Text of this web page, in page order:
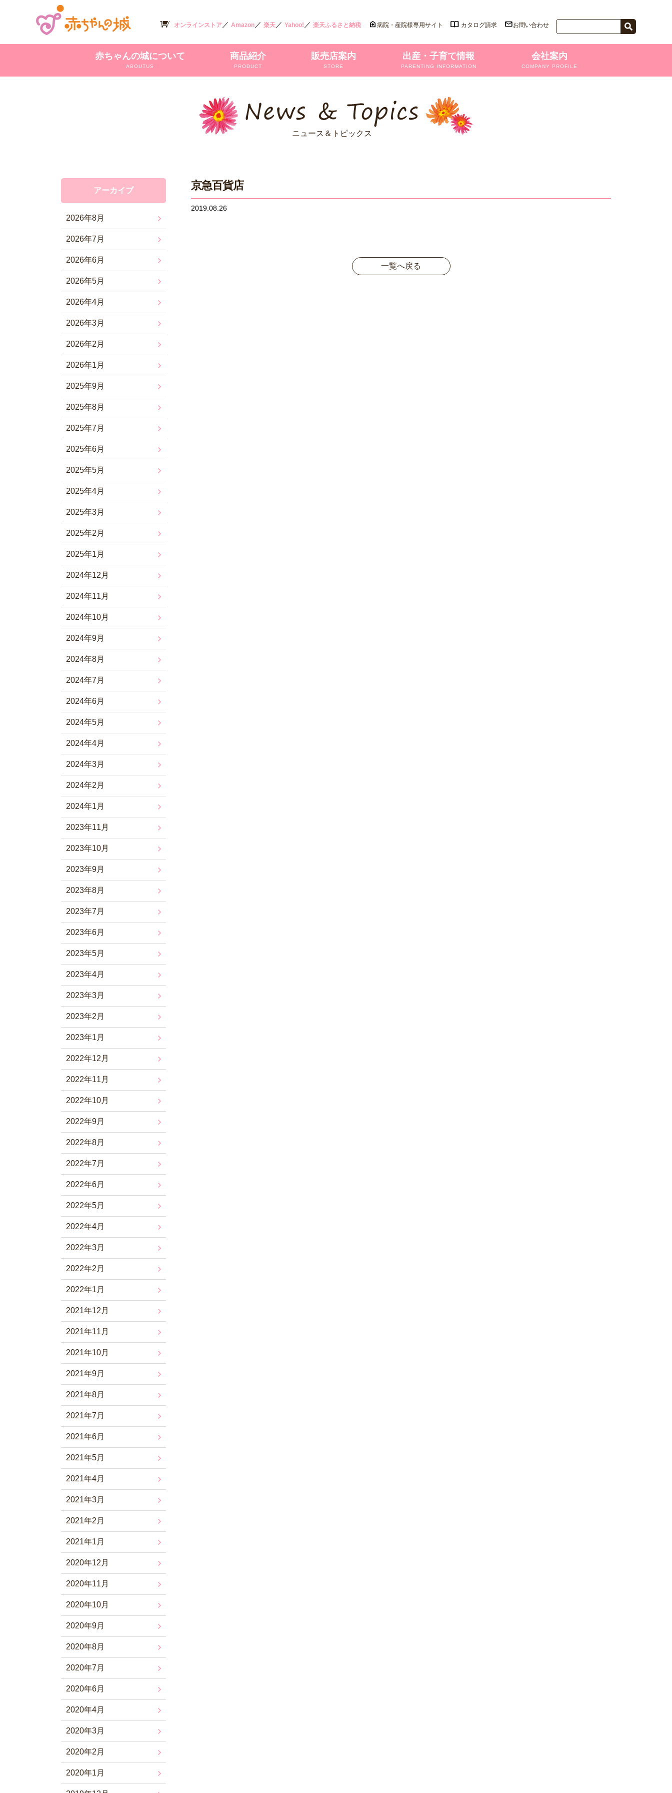
オンラインストア／ Amazon／ 楽天／ Yahoo! ／ 楽天ふるさと納税 病院・産院様専用サイト カタログ請求 お問い合わせ
赤ちゃんの城について
ABOUTUS
商品紹介
PRODUCT
販売店案内
STORE
出産・子育て情報
PARENTING INFORMATION
会社案内
COMPANY PROFILE
ニュース＆トピックス
京急百貨店
2019.08.26
一覧へ戻る
アーカイブ
2026年8月
2026年7月
2026年6月
2026年5月
2026年4月
2026年3月
2026年2月
2026年1月
2025年9月
2025年8月
2025年7月
2025年6月
2025年5月
2025年4月
2025年3月
2025年2月
2025年1月
2024年12月
2024年11月
2024年10月
2024年9月
2024年8月
2024年7月
2024年6月
2024年5月
2024年4月
2024年3月
2024年2月
2024年1月
2023年11月
2023年10月
2023年9月
2023年8月
2023年7月
2023年6月
2023年5月
2023年4月
2023年3月
2023年2月
2023年1月
2022年12月
2022年11月
2022年10月
2022年9月
2022年8月
2022年7月
2022年6月
2022年5月
2022年4月
2022年3月
2022年2月
2022年1月
2021年12月
2021年11月
2021年10月
2021年9月
2021年8月
2021年7月
2021年6月
2021年5月
2021年4月
2021年3月
2021年2月
2021年1月
2020年12月
2020年11月
2020年10月
2020年9月
2020年8月
2020年7月
2020年6月
2020年4月
2020年3月
2020年2月
2020年1月